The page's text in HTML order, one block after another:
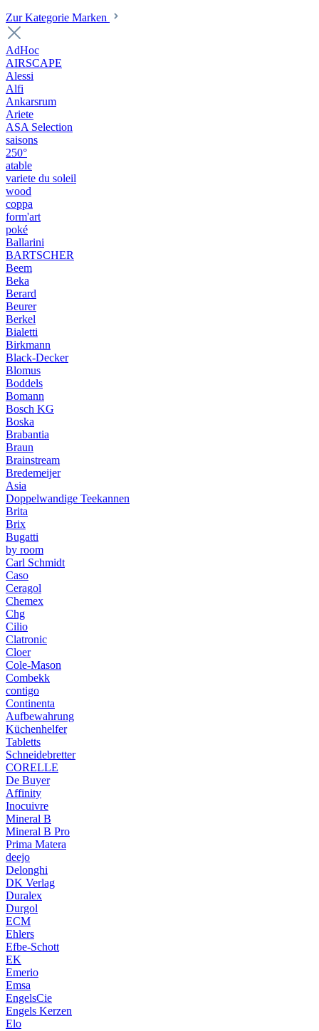
Zur Kategorie Marken
AdHoc
AIRSCAPE
Alessi
Alfi
Ankarsrum
Ariete
ASA Selection
saisons
250°
atable
variete du soleil
wood
coppa
form'art
poké
Ballarini
BARTSCHER
Beem
Beka
Berard
Beurer
Berkel
Bialetti
Birkmann
Black-Decker
Blomus
Boddels
Bomann
Bosch KG
Boska
Brabantia
Braun
Brainstream
Bredemeijer
Asia
Doppelwandige Teekannen
Brita
Brix
Bugatti
by room
Carl Schmidt
Caso
Ceragol
Chemex
Chg
Cilio
Clatronic
Cloer
Cole-Mason
Combekk
contigo
Continenta
Aufbewahrung
Küchenhelfer
Tabletts
Schneidebretter
CORELLE
De Buyer
Affinity
Inocuivre
Mineral B
Mineral B Pro
Prima Matera
deejo
Delonghi
DK Verlag
Duralex
Durgol
ECM
Ehlers
Efbe-Schott
EK
Emerio
Emsa
EngelsCie
Engels Kerzen
Elo